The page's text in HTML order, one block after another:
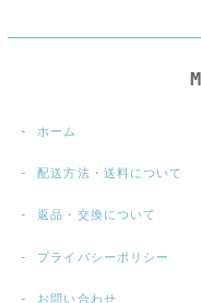
ホーム
配送方法・送料について
返品・交換について
プライバシーポリシー
お問い合わせ